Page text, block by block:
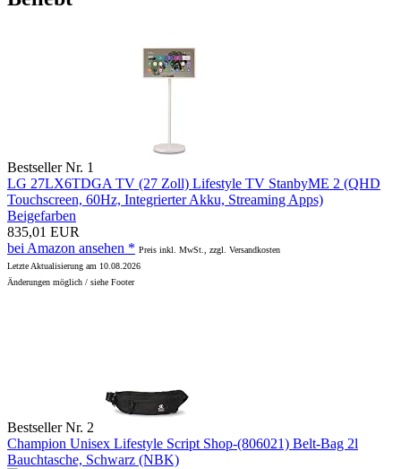
Bestseller Nr. 1
LG 27LX6TDGA TV (27 Zoll) Lifestyle TV StanbyME 2 (QHD
Touchscreen, 60Hz, Integrierter Akku, Streaming Apps)
Beigefarben
835,01 EUR
bei Amazon ansehen * Preis inkl. MwSt., zzgl. Versandkosten
Letzte Aktualisierung am 10.08.2026
Änderungen möglich / siehe Footer
Bestseller Nr. 2
Champion Unisex Lifestyle Script Shop-(806021) Belt-Bag 2l
Bauchtasche, Schwarz (NBK)